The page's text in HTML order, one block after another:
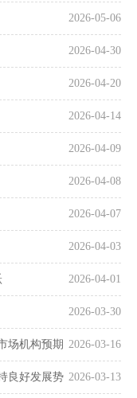
2026-05-06
2026-04-30
2026-04-20
2026-04-14
2026-04-09
2026-04-08
2026-04-07
2026-04-03
2026-04-01
2026-03-30
2026-03-16
场机构预期
2026-03-13
良好发展势